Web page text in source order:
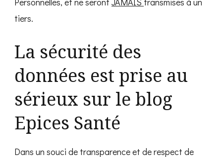
tiers.
La sécurité des
données est prise au
sérieux sur le blog
Epices Santé
Dans un souci de transparence et de respect de